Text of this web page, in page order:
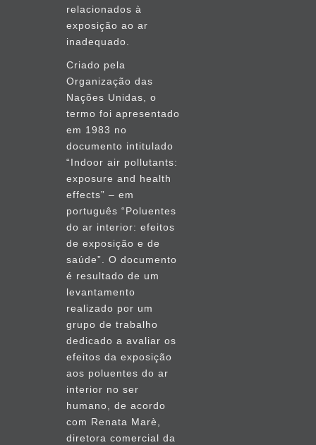
relacionados à
exposição ao ar
inadequado.
Criado pela
Organização das
Nações Unidas, o
termo foi apresentado
em 1983 no
documento intitulado
“Indoor air pollutants:
exposure and health
effects” – em
português “Poluentes
do ar interior: efeitos
de exposição e de
saúde”. O documento
é resultado de um
levantamento
realizado por um
grupo de trabalho
dedicado a avaliar os
efeitos da exposição
aos poluentes do ar
interior no ser
humano, de acordo
com Renata Marè,
diretora comercial da